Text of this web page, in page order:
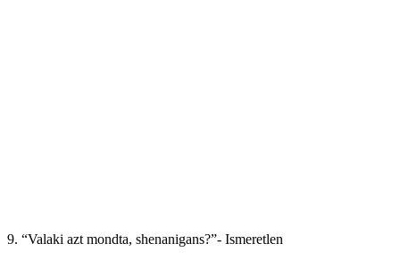
9. “Valaki azt mondta, shenanigans?”- Ismeretlen